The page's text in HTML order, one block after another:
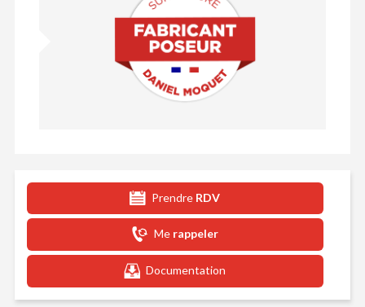
Prendre RDV
Me rappeler
Documentation